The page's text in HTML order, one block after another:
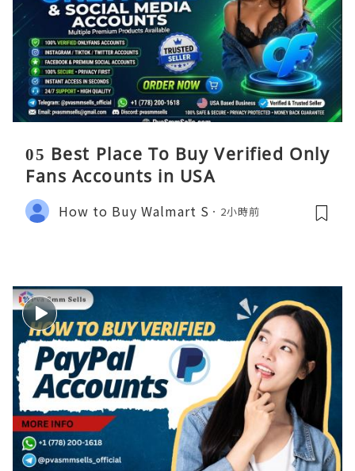
05 Best Place To Buy Verified Only
Fans Accounts in USA
How to Buy Walmart S 2小時前